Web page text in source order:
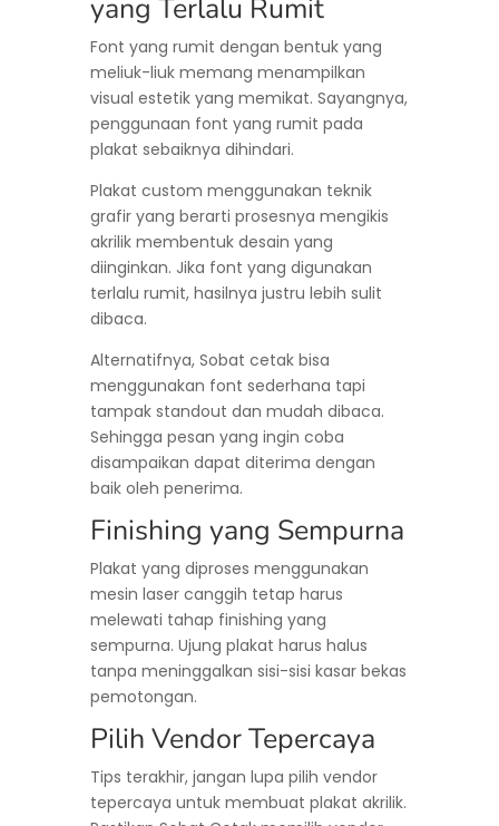
yang Terlalu Rumit
Font yang rumit dengan bentuk yang
meliuk-liuk memang menampilkan
visual estetik yang memikat. Sayangnya,
penggunaan font yang rumit pada
plakat sebaiknya dihindari.
Plakat custom menggunakan teknik
grafir yang berarti prosesnya mengikis
akrilik membentuk desain yang
diinginkan. Jika font yang digunakan
terlalu rumit, hasilnya justru lebih sulit
dibaca.
Alternatifnya, Sobat cetak bisa
menggunakan font sederhana tapi
tampak standout dan mudah dibaca.
Sehingga pesan yang ingin coba
disampaikan dapat diterima dengan
baik oleh penerima.
Finishing yang Sempurna
Plakat yang diproses menggunakan
mesin laser canggih tetap harus
melewati tahap finishing yang
sempurna. Ujung plakat harus halus
tanpa meninggalkan sisi-sisi kasar bekas
pemotongan.
Pilih Vendor Tepercaya
Tips terakhir, jangan lupa pilih vendor
tepercaya untuk membuat plakat akrilik.